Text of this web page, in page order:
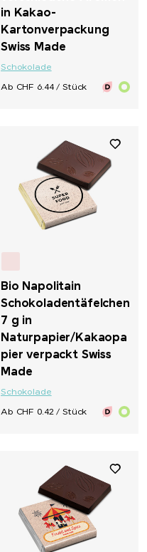
in Kakao-
Kartonverpackung
Swiss Made
Schokolade
Ab CHF 6.44 / Stück
Bio Napolitain
Schokoladentäfelchen
7 g in
Naturpapier/Kakaopa
pier verpackt Swiss
Made
Schokolade
Ab CHF 0.42 / Stück